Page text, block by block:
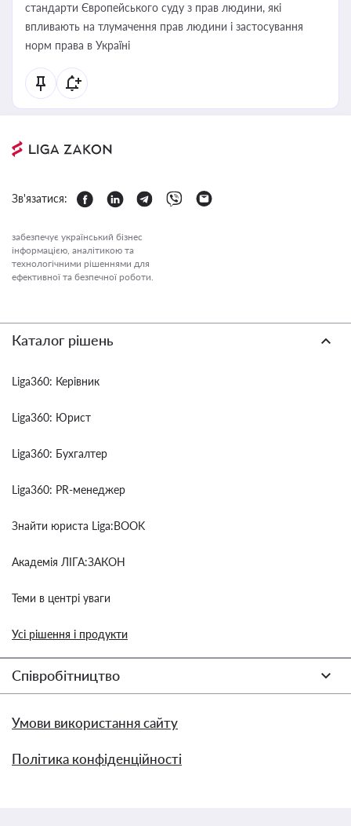
стандарти Європейського суду з прав людини, які
впливають на тлумачення прав людини і застосування
норм права в Україні
Зв'язатися:
забезпечує український бізнес
інформацією, аналітикою та
технологічними рішеннями для
ефективної та безпечної роботи.
Каталог рішень
Liga360: Керівник
Liga360: Юрист
Liga360: Бухгалтер
Liga360: PR-менеджер
Знайти юриста Liga:BOOK
Академія ЛІГА:ЗАКОН
Теми в центрі уваги
Усі рішення і продукти
Співробітництво
Умови використання сайту
Політика конфіденційності